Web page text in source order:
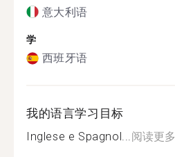
意大利语
学
西班牙语
我的语言学习目标
Inglese e Spagnol...阅读更多